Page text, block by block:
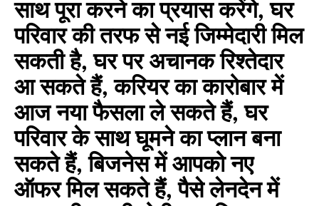
साथ पूरा करने का प्रयास करेंगे, घर
परिवार की तरफ से नई जिम्मेदारी मिल
सकती है, घर पर अचानक रिश्तेदार
आ सकते हैं, करियर का कारोबार में
आज नया फैसला ले सकते हैं, घर
परिवार के साथ घूमने का प्लान बना
सकते हैं, बिजनेस में आपको नए
ऑफर मिल सकते हैं, पैसे लेनदेन में